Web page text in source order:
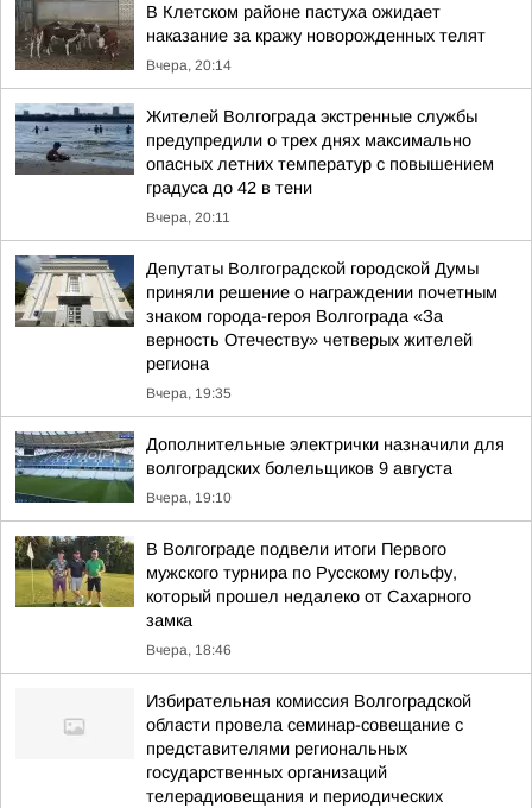
В Клетском районе пастуха ожидает
наказание за кражу новорожденных телят
Вчера, 20:14
Жителей Волгограда экстренные службы
предупредили о трех днях максимально
опасных летних температур с повышением
градуса до 42 в тени
Вчера, 20:11
Депутаты Волгоградской городской Думы
приняли решение о награждении почетным
знаком города-героя Волгограда «За
верность Отечеству» четверых жителей
региона
Вчера, 19:35
Дополнительные электрички назначили для
волгоградских болельщиков 9 августа
Вчера, 19:10
В Волгограде подвели итоги Первого
мужского турнира по Русскому гольфу,
который прошел недалеко от Сахарного
замка
Вчера, 18:46
Избирательная комиссия Волгоградской
области провела семинар-совещание с
представителями региональных
государственных организаций
телерадиовещания и периодических